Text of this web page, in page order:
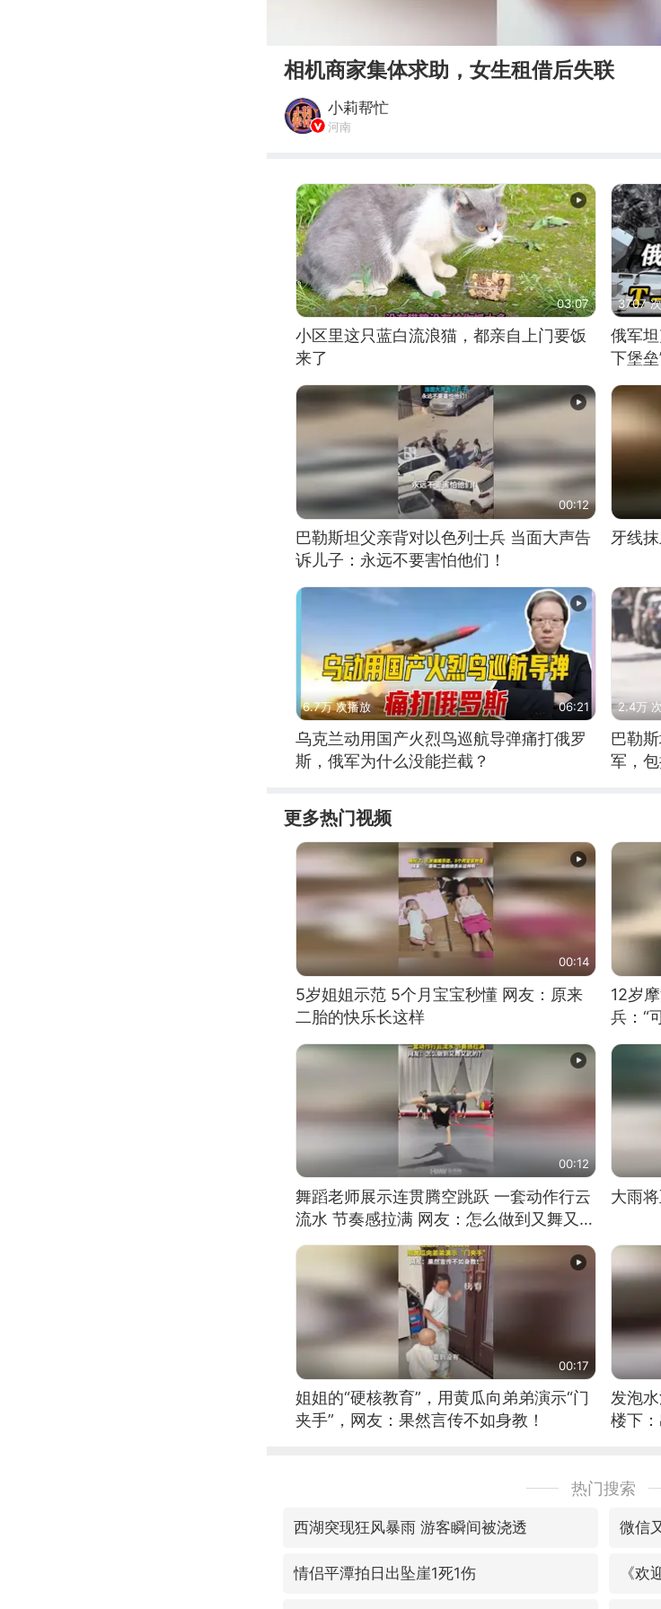
相机商家集体求助，女生租借后失联
小莉帮忙
河南
03:07
小区里这只蓝白流浪猫，都亲自上门要饭
来了
3707
俄军
下堡垒
00:12
巴勒斯坦父亲背对以色列士兵 当面大声告
诉儿子：永远不要害怕他们！
牙线
6.7万 次播放 06:21
乌克兰动用国产火烈鸟巡航导弹痛打俄罗
斯，俄军为什么没能拦截？
2.4万
巴勒
军，
更多热门视频
00:14
5岁姐姐示范 5个月宝宝秒懂 网友：原来
二胎的快乐长这样
12岁
兵：“
00:12
舞蹈老师展示连贯腾空跳跃 一套动作行云
流水 节奏感拉满 网友：怎么做到又舞又武
的？
大雨
00:17
姐姐的“硬核教育”，用黄瓜向弟弟演示“门
夹手”，网友：果然言传不如身教！
发泡
楼下
热门搜索
西湖突现狂风暴雨 游客瞬间被浇透
情侣平潭拍日出坠崖1死1伤 《欢